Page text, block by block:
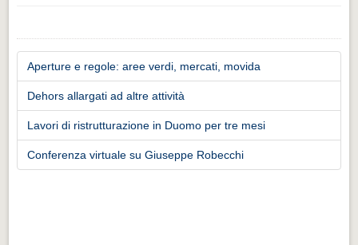
Aperture e regole: aree verdi, mercati, movida
Dehors allargati ad altre attività
Lavori di ristrutturazione in Duomo per tre mesi
Conferenza virtuale su Giuseppe Robecchi